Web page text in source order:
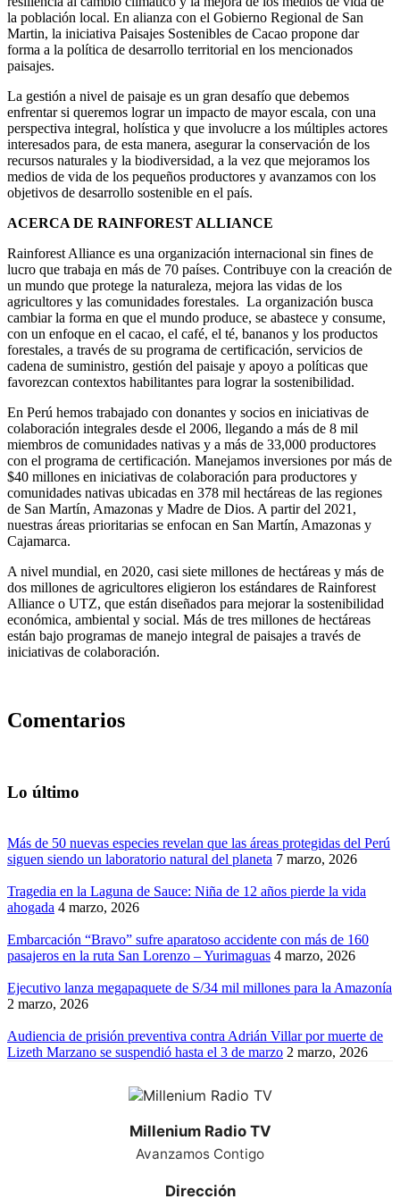
la población local. En alianza con el Gobierno Regional de San
Martin, la iniciativa Paisajes Sostenibles de Cacao propone dar
forma a la política de desarrollo territorial en los mencionados
paisajes.
La gestión a nivel de paisaje es un gran desafío que debemos
enfrentar si queremos lograr un impacto de mayor escala, con una
perspectiva integral, holística y que involucre a los múltiples actores
interesados para, de esta manera, asegurar la conservación de los
recursos naturales y la biodiversidad, a la vez que mejoramos los
medios de vida de los pequeños productores y avanzamos con los
objetivos de desarrollo sostenible en el país.
ACERCA DE RAINFOREST ALLIANCE
Rainforest Alliance es una organización internacional sin fines de
lucro que trabaja en más de 70 países. Contribuye con la creación de
un mundo que protege la naturaleza, mejora las vidas de los
agricultores y las comunidades forestales. La organización busca
cambiar la forma en que el mundo produce, se abastece y consume,
con un enfoque en el cacao, el café, el té, bananos y los productos
forestales, a través de su programa de certificación, servicios de
cadena de suministro, gestión del paisaje y apoyo a políticas que
favorezcan contextos habilitantes para lograr la sostenibilidad.
En Perú hemos trabajado con donantes y socios en iniciativas de
colaboración integrales desde el 2006, llegando a más de 8 mil
miembros de comunidades nativas y a más de 33,000 productores
con el programa de certificación. Manejamos inversiones por más de
$40 millones en iniciativas de colaboración para productores y
comunidades nativas ubicadas en 378 mil hectáreas de las regiones
de San Martín, Amazonas y Madre de Dios. A partir del 2021,
nuestras áreas prioritarias se enfocan en San Martín, Amazonas y
Cajamarca.
A nivel mundial, en 2020, casi siete millones de hectáreas y más de
dos millones de agricultores eligieron los estándares de Rainforest
Alliance o UTZ, que están diseñados para mejorar la sostenibilidad
económica, ambiental y social. Más de tres millones de hectáreas
están bajo programas de manejo integral de paisajes a través de
iniciativas de colaboración.
Comentarios
Lo último
Más de 50 nuevas especies revelan que las áreas protegidas del Perú
siguen siendo un laboratorio natural del planeta 7 marzo, 2026
Tragedia en la Laguna de Sauce: Niña de 12 años pierde la vida
ahogada 4 marzo, 2026
Embarcación “Bravo” sufre aparatoso accidente con más de 160
pasajeros en la ruta San Lorenzo – Yurimaguas 4 marzo, 2026
Ejecutivo lanza megapaquete de S/34 mil millones para la Amazonía
2 marzo, 2026
Audiencia de prisión preventiva contra Adrián Villar por muerte de
Lizeth Marzano se suspendió hasta el 3 de marzo 2 marzo, 2026
Millenium Radio TV
Avanzamos Contigo
Dirección